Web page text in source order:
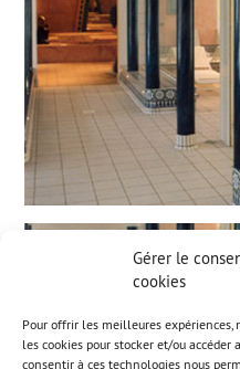
Gérer le
cookies
Pour offrir les meilleures
les cookies pour stocker et/ou
consentir à ces technologies nous